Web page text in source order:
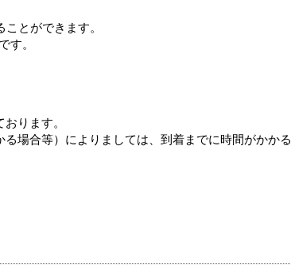
とができます。
す。
ります。
場合等）によりましては、到着までに時間がかかる